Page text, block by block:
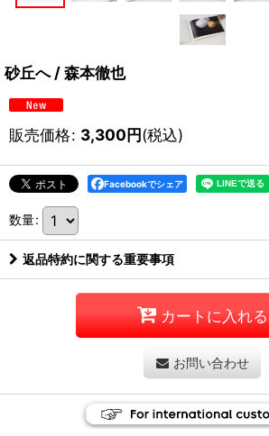
砂丘へ / 森本徹也
販売価格: 3,300円(税込)
Facebookでシェア
数量:
返品特約に関する重要事項
カートに入れる
お問い合わせ